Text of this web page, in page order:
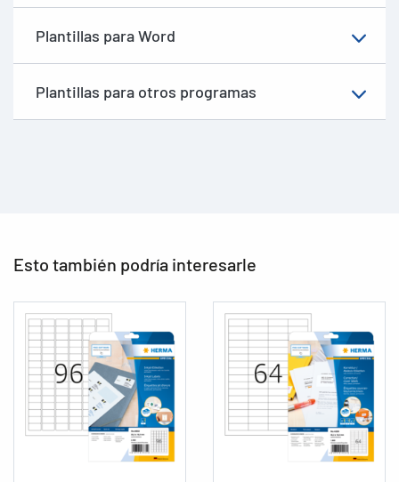
Plantillas para Word
Plantillas para otros programas
Esto también podría interesarle